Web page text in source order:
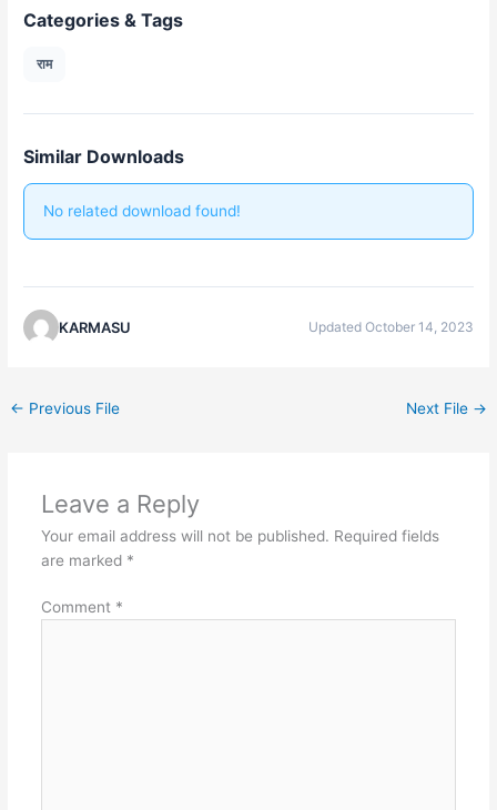
Categories & Tags
राम
Similar Downloads
No related download found!
KARMASU Updated October 14, 2023
← Previous File Next File →
Leave a Reply
Your email address will not be published. Required fields
are marked *
Comment *